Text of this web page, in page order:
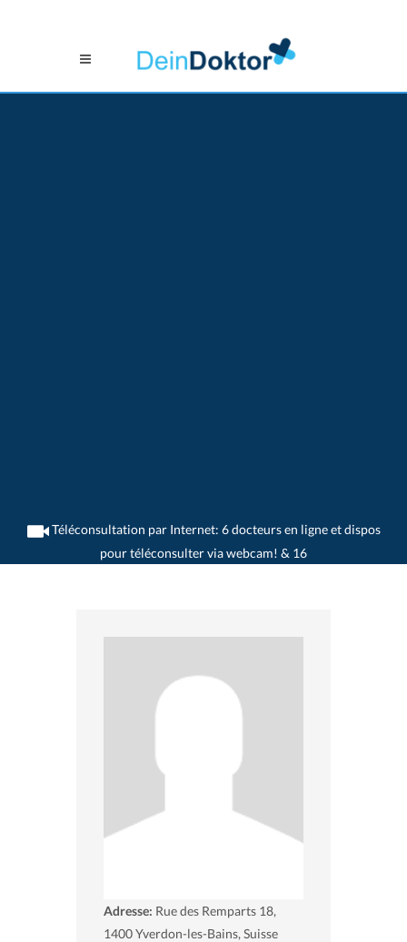
Téléconsultation par Internet: 6 docteurs en ligne et dispos
pour téléconsulter via webcam! & 16
>Gastroentérologues>Yverdon-les-Bains>Dr. Michel Voirol
Adresse: Rue des Remparts 18,
1400Yverdon-les-Bains, Suisse